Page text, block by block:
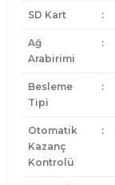
SD Kart :
Ağ
Arabirimi
:
Besleme
Tipi
:
Otomatik
Kazanç
Kontrolü
: